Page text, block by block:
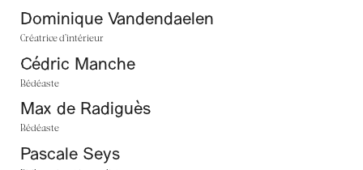
Dominique Vandendaelen
Créatrice d’intérieur
Cédric Manche
Bédéaste
Max de Radiguès
Bédéaste
Pascale Seys